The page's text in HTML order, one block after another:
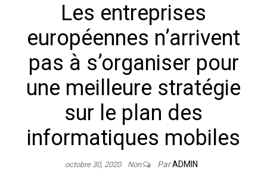
Les entreprises
européennes n’arrivent
pas à s’organiser pour
une meilleure stratégie
sur le plan des
informatiques mobiles
octobre 30, 2020 Non ParADMIN